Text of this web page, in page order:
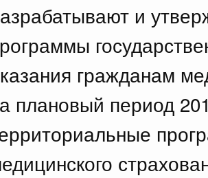
и
гражданам
плановый период